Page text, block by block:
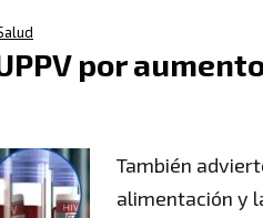
por
También
alimentación y